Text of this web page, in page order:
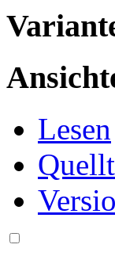
Lesen